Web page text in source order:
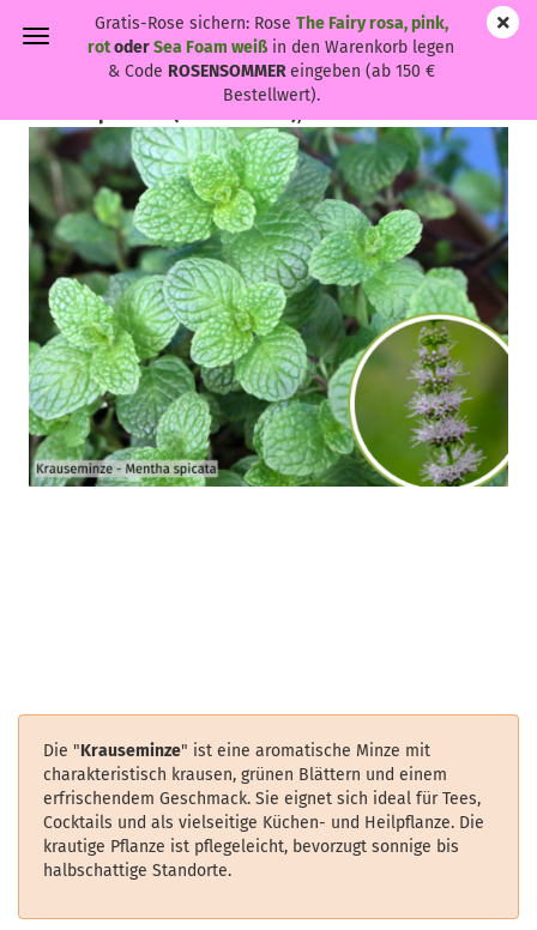
Gratis-Rose sichern: Rose The Fairy rosa, pink,
rotoderSea Foam weißin den Warenkorb legen
& Code ROSENSOMMEReingeben (ab 150 €
Bestellwert).
Die "Krauseminze" ist eine aromatische Minze mit
charakteristisch krausen, grünen Blättern und einem
erfrischendem Geschmack. Sie eignet sich ideal für Tees,
Cocktails und als vielseitige Küchen- und Heilpflanze. Die
krautige Pflanze ist pflegeleicht, bevorzugt sonnige bis
halbschattige Standorte.